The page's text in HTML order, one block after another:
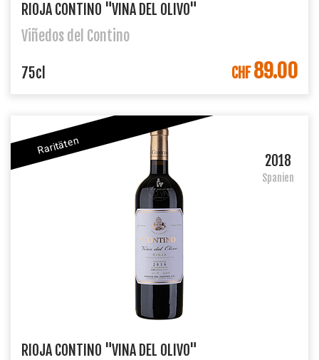
RIOJA CONTINO "VINA DEL OLIVO"
Viñedos del Contino
IN DEN WARENKORB
75cl CHF89.00
Raritäten
2018
Spanien
RIOJA CONTINO "VINA DEL OLIVO"